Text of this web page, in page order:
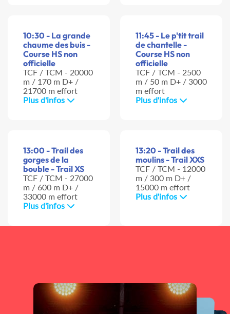
10:30 - La grande
chaume des buis -
Course HS non
officielle
TCF / TCM - 20000
m / 170 m D+ /
21700 m effort
Plus d'infos
11:45 - Le p'tit trail
de chantelle -
Course HS non
officielle
TCF / TCM - 2500
m / 50 m D+ / 3000
m effort
Plus d'infos
13:00 - Trail des
gorges de la
bouble - Trail XS
TCF / TCM - 27000
m / 600 m D+ /
33000 m effort
Plus d'infos
13:20 - Trail des
moulins - Trail XXS
TCF / TCM - 12000
m / 300 m D+ /
15000 m effort
Plus d'infos